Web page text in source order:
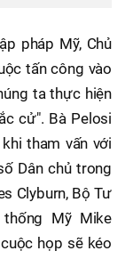
pháp Mỹ, Chủ
tấn công vào
ta thực hiện
cử". Bà Pelosi
tham vấn với
Dân chủ trong
Clyburn, Bộ Tư
Mỹ Mike
họp sẽ kéo